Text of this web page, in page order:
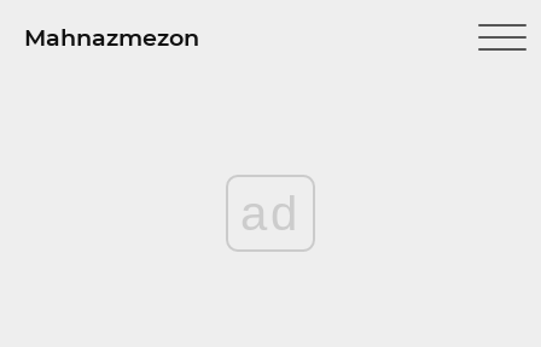
Mahnazmezon
ad